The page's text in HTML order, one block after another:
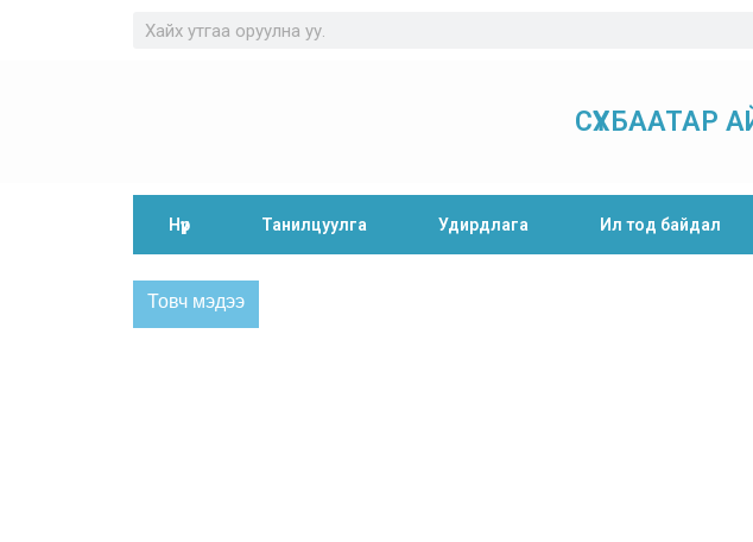
СҮХБААТАР
Нүүр Танилцуулга Удирдлага Ил тод байдал
Товч мэдээ